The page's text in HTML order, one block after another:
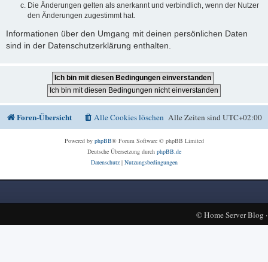
Die Änderungen gelten als anerkannt und verbindlich, wenn der Nutzer
den Änderungen zugestimmt hat.
Informationen über den Umgang mit deinen persönlichen Daten
sind in der Datenschutzerklärung enthalten.
Foren-Übersicht Alle Zeiten sindUTC+02:00
Alle Cookies löschen
Powered by phpBB® Forum Software © phpBB Limited
Deutsche Übersetzung durch phpBB.de
Datenschutz| Nutzungsbedingungen
©Home Server Blog